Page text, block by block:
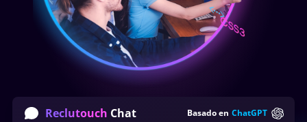
Reclutouch Chat Basado en ChatGPT